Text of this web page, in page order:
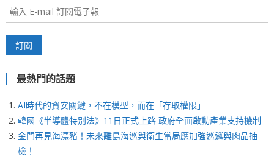
最熱門的話題
AI時代的資安關鍵，不在模型，而在「存取權限」
韓國《半導體特別法》11日正式上路 政府全面啟動產業支持機制
金門再見海漂豬！未來離島海巡與衛生當局應加強巡邏與肉品抽
檢！